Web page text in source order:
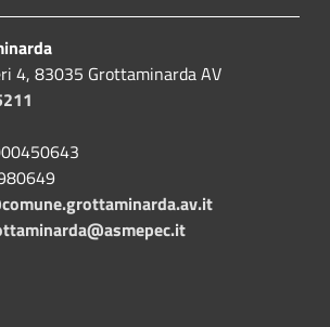
4, 83035 Grottaminarda AV